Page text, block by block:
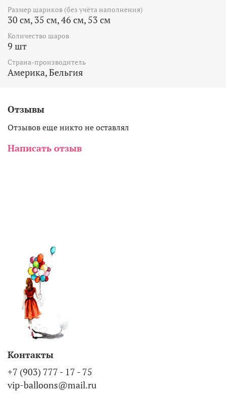
Размер шариков (без учёта наполнения)
30 см, 35 см, 46 см, 53 см
Количество шаров
9 шт
Страна-производитель
Америка, Бельгия
Отзывы
Отзывов еще никто не оставлял
Написать отзыв
Контакты
+7 (903) 777 - 17 - 75
vip-balloons@mail.ru